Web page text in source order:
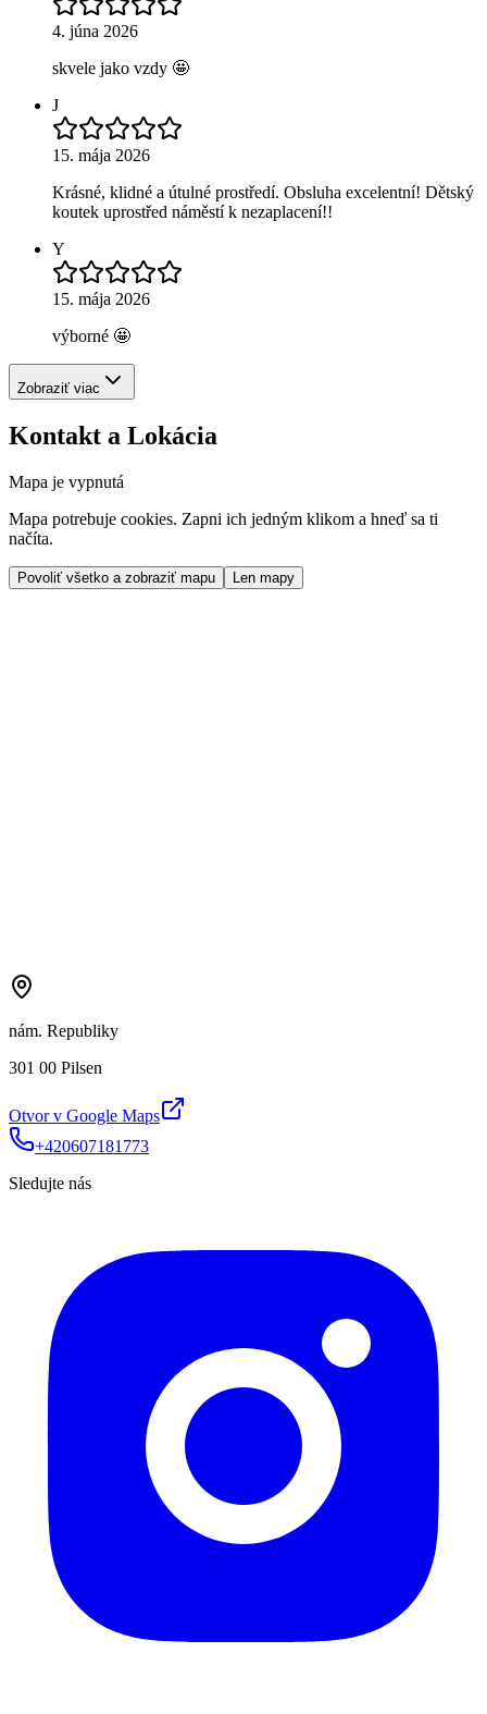
4. júna 2026
skvele jako vzdy 🤩
J
15. mája 2026
Krásné, klidné a útulné prostředí. Obsluha excelentní! Dětský
koutek uprostřed náměstí k nezaplacení!!
Y
15. mája 2026
výborné 🤩
Zobraziť viac
Kontakt a Lokácia
Mapa je vypnutá
Mapa potrebuje cookies. Zapni ich jedným klikom a hneď sa ti
načíta.
Povoliť všetko a zobraziť mapu Len mapy
nám. Republiky
301 00 Pilsen
Otvor v Google Maps
+420607181773
Sledujte nás